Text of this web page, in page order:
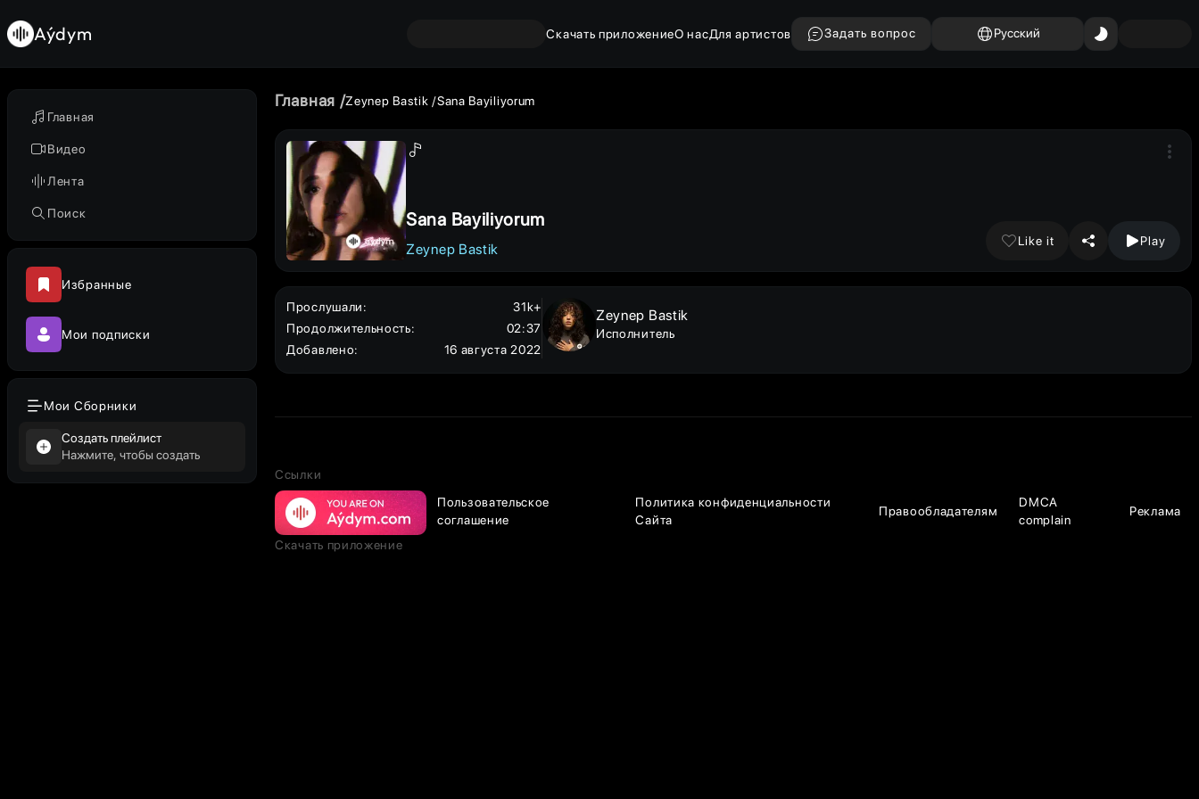
Главная
Видео
Лента
Поиск
Избранные
Мои подписки
Мои Сборники
Создать плейлист
Нажмите, чтобы создать
Aýdym Скачать приложениеО насДля артистов Задать вопрос Русский
Главная Zeynep Bastik Sana Bayiliyorum
Sana Bayiliyorum
Zeynep Bastik
Like it Play
Прослушали:
31k+
Продолжительность:
02:37
Добавлено: 16 августа 2022
Zeynep Bastik
Исполнитель
Ссылки
Пользовательское
соглашение
Политика конфиденциальности
Сайта
Правообладателям
DMCA
complain
Реклама
Скачать приложение